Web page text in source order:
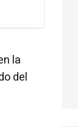
la
del